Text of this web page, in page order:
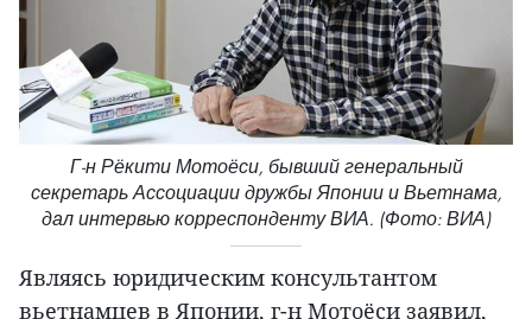
Г-н Рёкити Мотоёси, бывший генеральный
секретарь Ассоциации дружбы Японии и Вьетнама,
дал интервью корреспонденту ВИА. (Фото: ВИА)
Являясь юридическим консультантом
вьетнамцев в Японии, г-н Мотоёси заявил,